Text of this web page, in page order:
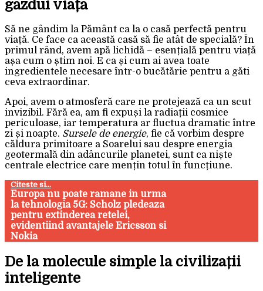
găzdui viață
Să ne gândim la Pământ ca la o casă perfectă pentru
viață. Ce face ca această casă să fie atât de specială? În
primul rând, avem apă lichidă – esențială pentru viață
așa cum o știm noi. E ca și cum ai avea toate
ingredientele necesare într-o bucătărie pentru a găti
ceva extraordinar.
Apoi, avem o atmosferă care ne protejează ca un scut
invizibil. Fără ea, am fi expuși la radiații cosmice
periculoase, iar temperatura ar fluctua dramatic între
zi și noapte. Sursele de energie, fie că vorbim despre
căldura primitoare a Soarelui sau despre energia
geotermală din adâncurile planetei, sunt ca niște
centrale electrice care mențin totul în funcțiune.
Citeste si...
Europa nu poate ramane in urma
la tehnologia 5G: Scholz pledeaza
pentru extinderea retelei,
evidentiind avantajele Ericsson si
Nokia
De la molecule simple la civilizații
inteligente